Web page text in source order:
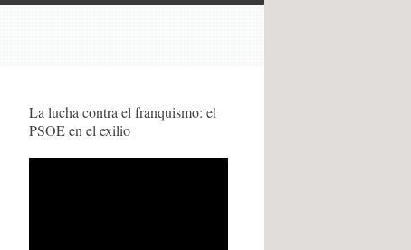
La lucha contra el franquismo: el
PSOE en el exilio